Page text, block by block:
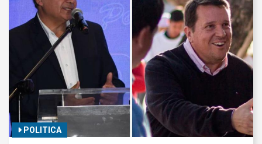
POLITICA